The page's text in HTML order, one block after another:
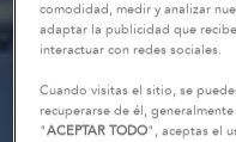
comodidad, medir y analizar
adaptar la publicidad que
interactuar con redes sociales.
Cuando visitas el sitio, se
recuperarse de él,
"ACEPTAR TODO", aceptas el